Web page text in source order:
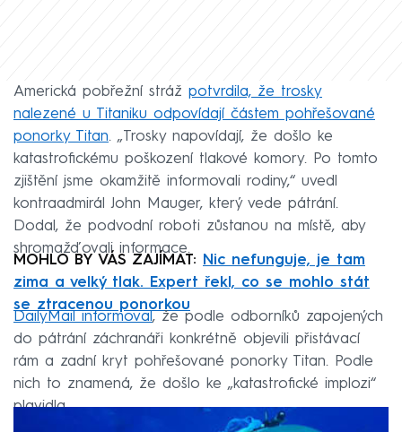
Americká pobřežní stráž potvrdila, že trosky
nalezené u Titaniku odpovídají částem pohřešované
ponorky Titan. „Trosky napovídají, že došlo ke
katastrofickému poškození tlakové komory. Po tomto
zjištění jsme okamžitě informovali rodiny,“ uvedl
kontraadmirál John Mauger, který vede pátrání.
Dodal, že podvodní roboti zůstanou na místě, aby
shromažďovali informace.
MOHLO BY VÁS ZAJÍMAT:
Nic nefunguje, je tam
zima a velký tlak. Expert řekl, co se mohlo stát
se ztracenou ponorkou
DailyMail informoval , že podle odborníků zapojených
do pátrání záchranáři konkrétně objevili přistávací
rám a zadní kryt pohřešované ponorky Titan. Podle
nich to znamená, že došlo ke „katastrofické implozi“
plavidla.